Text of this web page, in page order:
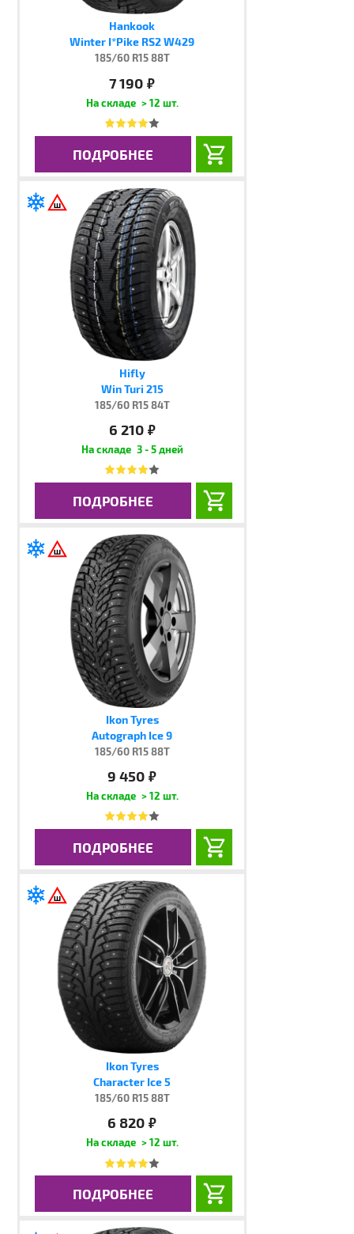
Hankook
Winter I*Pike RS2 W429
185/60 R15 88T
7 190 руб.
> 12 шт.
ПОДРОБНЕЕ
Hifly
Win Turi 215
185/60 R15 84T
6 210 руб.
3 - 5 дней
ПОДРОБНЕЕ
Ikon Tyres
Autograph Ice 9
185/60 R15 88T
9 450 руб.
> 12 шт.
ПОДРОБНЕЕ
Ikon Tyres
Character Ice 5
185/60 R15 88T
6 820 руб.
> 12 шт.
ПОДРОБНЕЕ